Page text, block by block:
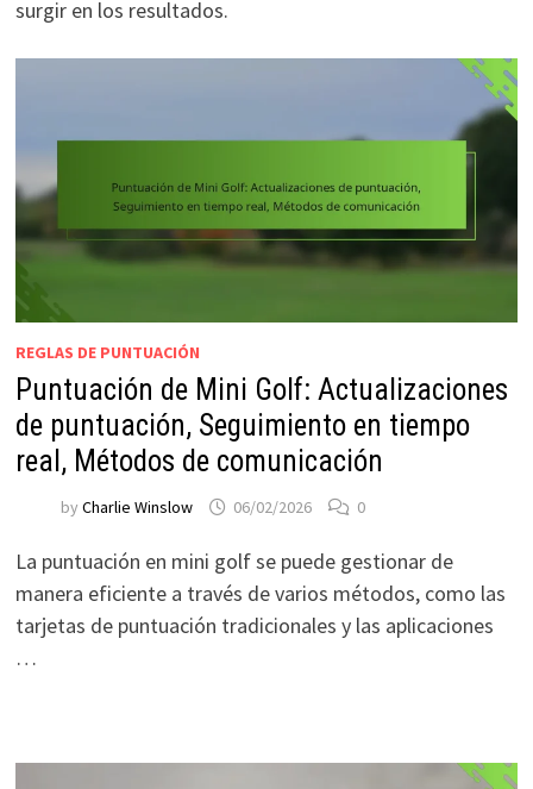
surgir en los resultados.
REGLAS DE PUNTUACIÓN
Puntuación de Mini Golf: Actualizaciones
de puntuación, Seguimiento en tiempo
real, Métodos de comunicación
by Charlie Winslow 06/02/2026 0
La puntuación en mini golf se puede gestionar de
manera eficiente a través de varios métodos, como las
tarjetas de puntuación tradicionales y las aplicaciones
…